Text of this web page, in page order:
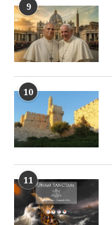
9
10
11